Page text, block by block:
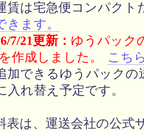
賃は宅急便コンパクト
きます。
7/21更新： ゆうパック
作成しました。
こち
加できるゆうパックの
入れ替え予定です。
表は、運送会社の公式